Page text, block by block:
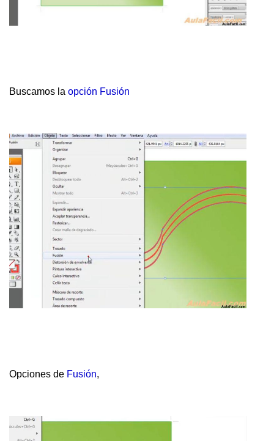
Buscamos la opción Fusión
Opciones de Fusión,